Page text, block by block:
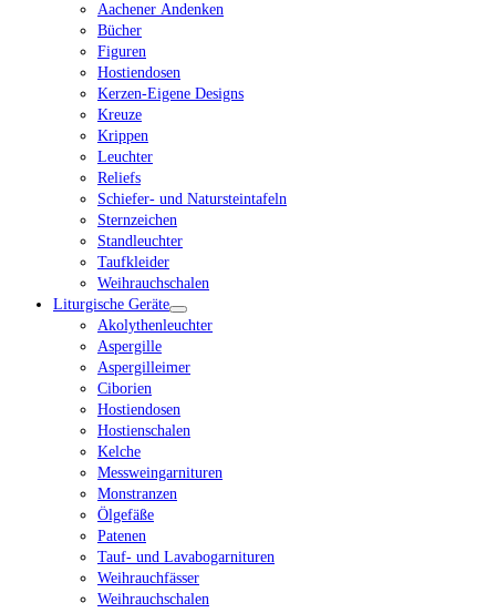
Aachener Andenken
Bücher
Figuren
Hostiendosen
Kerzen-Eigene Designs
Kreuze
Krippen
Leuchter
Reliefs
Schiefer- und Natursteintafeln
Sternzeichen
Standleuchter
Taufkleider
Weihrauchschalen
Liturgische Geräte
Akolythenleuchter
Aspergille
Aspergilleimer
Ciborien
Hostiendosen
Hostienschalen
Kelche
Messweingarnituren
Monstranzen
Ölgefäße
Patenen
Tauf- und Lavabogarnituren
Weihrauchfässer
Weihrauchschalen